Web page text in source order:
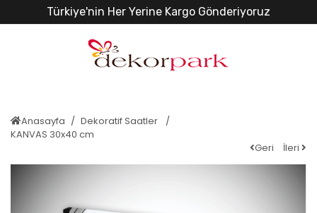
Türkiye'nin Her Yerine Kargo Gönderiyoruz
Anasayfa
Dekoratif Saatler
KANVAS 30x40 cm
Geri
İleri